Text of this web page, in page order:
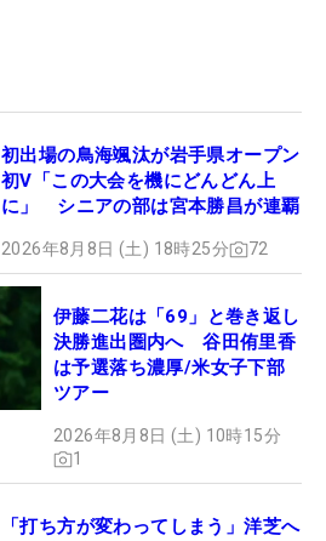
初出場の鳥海颯汰が岩手県オープン
初V「この大会を機にどんどん上
に」 シニアの部は宮本勝昌が連覇
2026年8月8日 (土) 18時25分 72
伊藤二花は「69」と巻き返し
決勝進出圏内へ 谷田侑里香
は予選落ち濃厚/米女子下部
ツアー
2026年8月8日 (土) 10時15分
1
「打ち方が変わってしまう」洋芝へ